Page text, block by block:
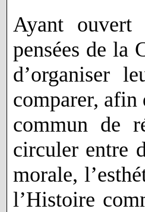
Ayant ouvert
pensées de la
d’organiser
comparer, afin
commun de
circuler entre
morale,
l’Histoire